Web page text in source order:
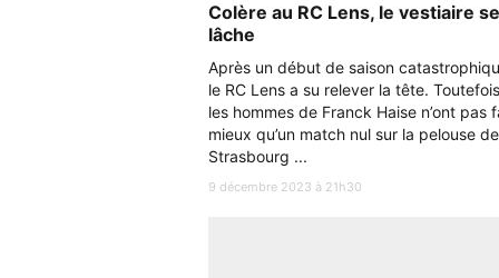
Colère au RC Lens, le vestiaire se
lâche
Après un début de saison
le RC Lens a su relever la tête.
les hommes de Franck Haise n’ont pas
mieux qu’un match nul sur la pelouse de
Strasbourg ...
9 décembre 2023 à 21h30